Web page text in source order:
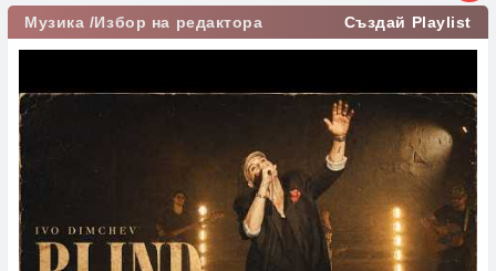
Музика /Избор на редактора Създай Playlist